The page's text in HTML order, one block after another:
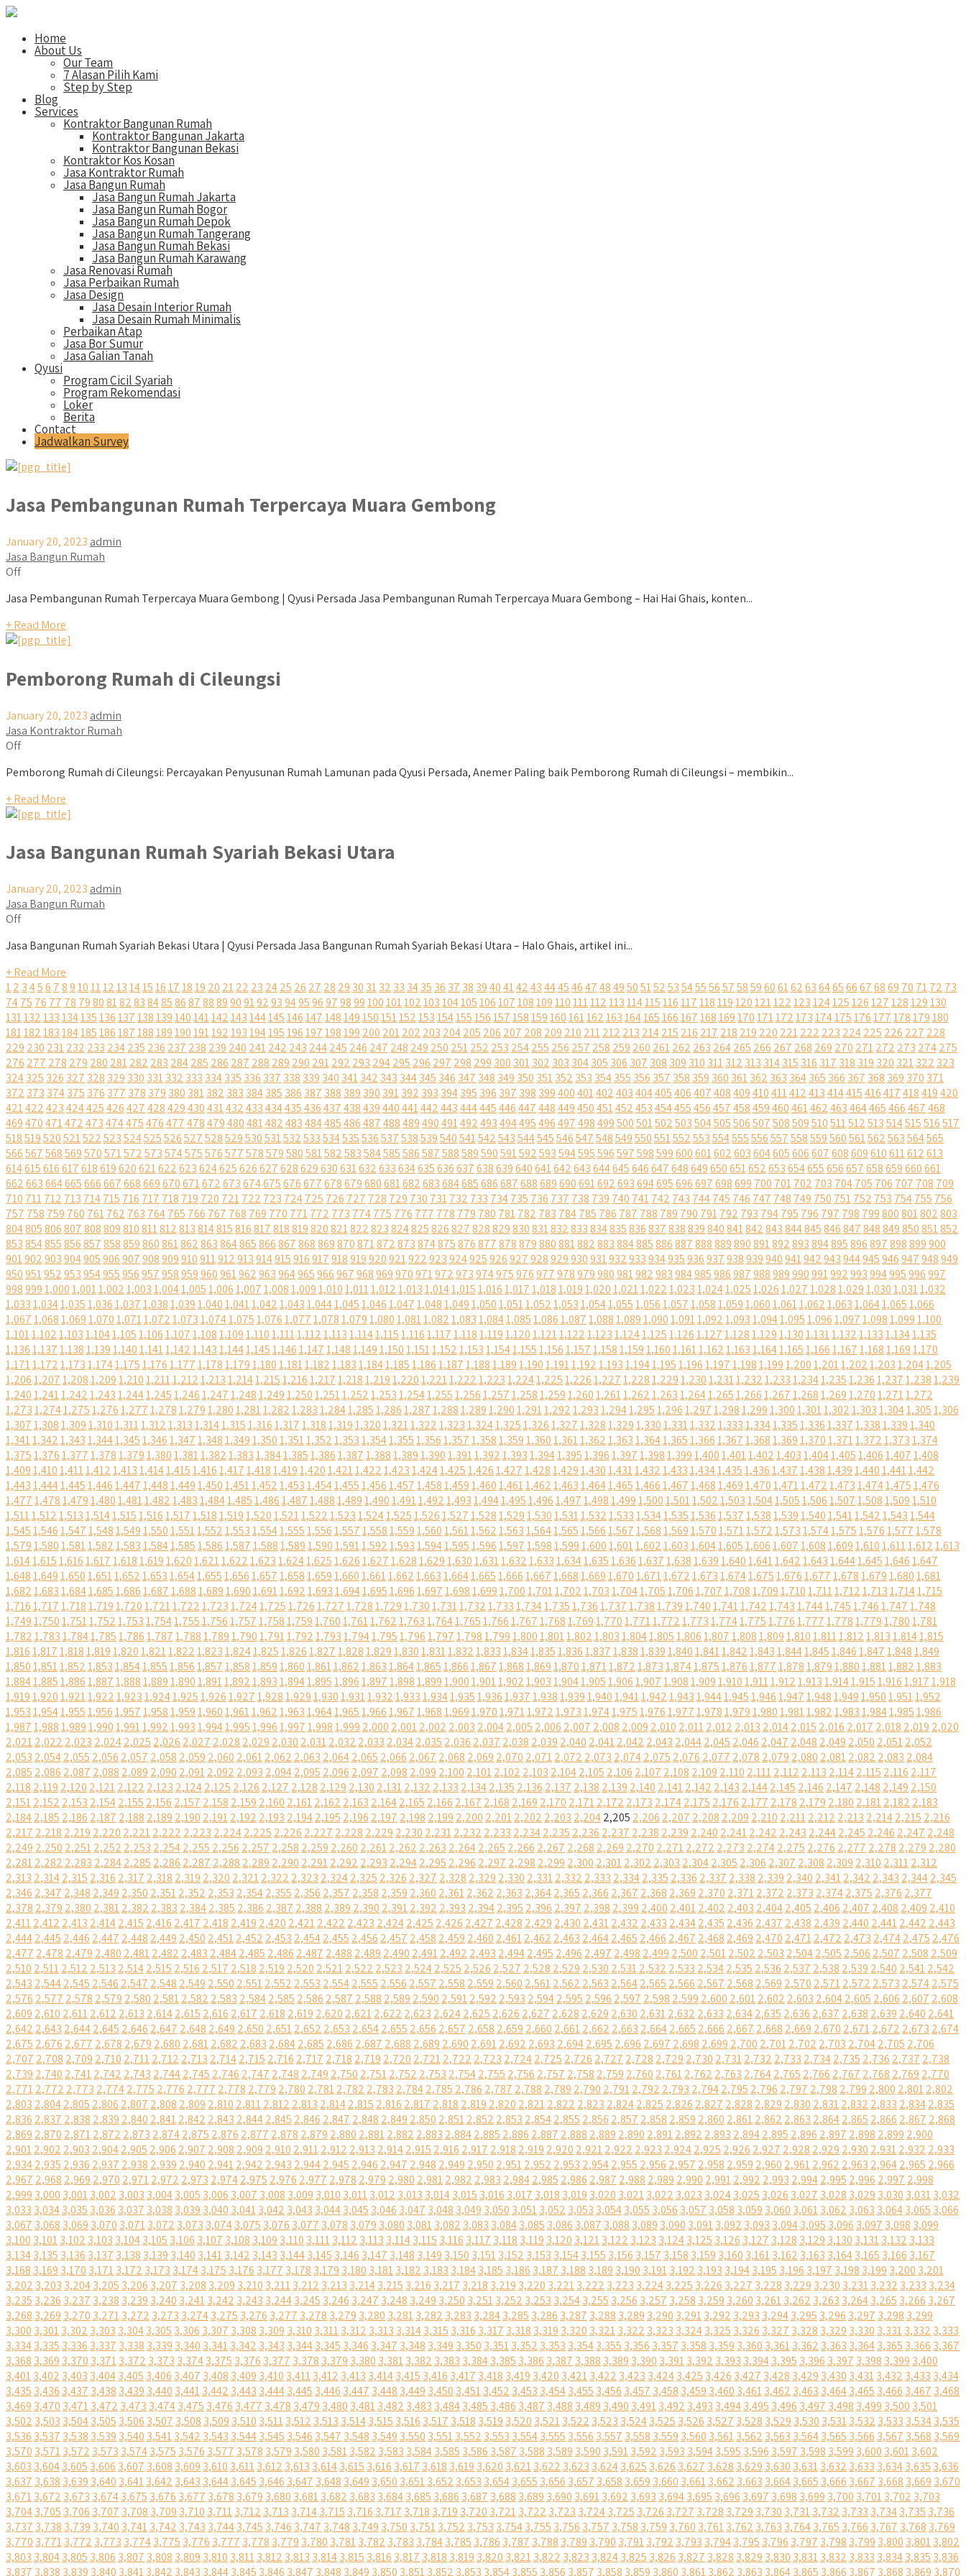
Home
About Us
Our Team
7 Alasan Pilih Kami
Step by Step
Blog
Services
Kontraktor Bangunan Rumah
Kontraktor Bangunan Jakarta
Kontraktor Bangunan Bekasi
Kontraktor Kos Kosan
Jasa Kontraktor Rumah
Jasa Bangun Rumah
Jasa Bangun Rumah Jakarta
Jasa Bangun Rumah Bogor
Jasa Bangun Rumah Depok
Jasa Bangun Rumah Tangerang
Jasa Bangun Rumah Bekasi
Jasa Bangun Rumah Karawang
Jasa Renovasi Rumah
Jasa Perbaikan Rumah
Jasa Design
Jasa Desain Interior Rumah
Jasa Desain Rumah Minimalis
Perbaikan Atap
Jasa Bor Sumur
Jasa Galian Tanah
Qyusi
Program Cicil Syariah
Program Rekomendasi
Loker
Berita
Contact
Jadwalkan Survey
Jasa Pembangunan Rumah Terpercaya Muara Gembong
January 20, 2023 admin
Jasa Bangun Rumah
Off
Jasa Pembangunan Rumah Terpercaya Muara Gembong | Qyusi Persada Jasa Pembangunan Rumah Terpercaya Muara Gembong – Hai Hai Ghais, konten...
+ Read More
Pemborong Rumah di Cileungsi
January 20, 2023 admin
Jasa Kontraktor Rumah
Off
Pemborong Rumah di Cileungsi: Percayakan Penyusunan Rumah Lamunan pada Qyusi Persada, Anemer Paling baik Pemborong Rumah di Cileungsi – membikin...
+ Read More
Jasa Bangunan Rumah Syariah Bekasi Utara
January 20, 2023 admin
Jasa Bangun Rumah
Off
Jasa Bangunan Rumah Syariah Bekasi Utara | Qyusi Persada Jasa Bangunan Rumah Syariah Bekasi Utara – Halo Ghais, artikel ini...
+ Read More
12 3456 78910111213141516171819 20 2122 23 2425 26 27 28 29 30 3132 33 3435 36 37 38 39404142434445464748495051525354555657585960616263646566676869 70 7172 73
7475 76 77 78 798081828384858687888990919293949596979899100101102103104105106107108109110111112113114115116117118119120121122123124125126127128129130
131132133134135136137138139140141142143144145146147148149150151152153154155156157158159160161162163164165166167168169170171172173174175176177178179180
181182183184185186187188189190191192193194195196197198199 200 201202 203 204205 206 207 208 209 210 211212 213 214215 216 217 218 219 220 221222 223 224225 226 227 228
229 230 231232 233 234235 236 237 238 239 240 241242 243 244245 246 247 248 249 250 251252 253 254255 256 257 258 259 260 261262 263 264265 266 267 268 269 270 271272 273 274275
276 277 278 279 280 281282 283 284285 286 287 288 289 290 291292 293 294295 296 297 298 299 300 301302 303 304305 306 307 308 309 310 311312 313 314315 316 317 318 319 320 321322 323
324325 326 327 328 329 330 331332 333 334335 336 337 338 339 340 341342 343 344345 346 347 348 349 350 351352 353 354355 356 357 358 359 360 361362 363 364365 366 367 368 369 370 371
372 373 374375 376 377 378 379 380 381382 383 384385 386 387 388 389 390 391392 393 394395 396 397 398 399400401402403404405406407408409410411412413414415416417418419420
421422423424425426427428429430431432433434435436437438439440441442443444445446447448449450451452453454455456457458459460461462463464465466467468
469470471472473474475476477478479480481482483484485486487488489490491492493494495496497498499500501502503504505506507508509510511512513514515516517
518519520521522523524525526527528529530531532533534535536537538539540541542543544545546547548549550551552553554555556557558559560561562563564565
566567568569570571572573574575576577578579580581582583584585586587588589590591592593594595596597598599600601602603604605606607608609610611612613
614615616617618619620621622623624625626627628629630631632633634635636637638639640641642643644645646647648649650651652653654655656657658659660661
662663664665666667668669670671672673674675676677678679680681682683684685686687688689690691692693694695696697698699 700 701702 703 704705 706 707 708 709
710 711712 713 714715 716 717 718 719 720 721722 723 724725 726 727 728 729 730 731732 733 734735 736 737 738 739 740 741742 743 744745 746 747 748 749 750 751752 753 754755 756
757 758 759 760 761762 763 764765 766 767 768 769 770 771772 773 774775 776 777 778 779 780 781782 783 784785 786 787 788 789 790 791792 793 794795 796 797 798 799800801802803
804805806807808809810811812813814815816817818819820821822823824825826827828829830831832833834835836837838839840841842843844845846847848849850851852
853854855856857858859860861862863864865866867868869870871872873874875876877878879880881882883884885886887888889890891892893894895896897898899900
901902903904905906907908909910911912913914915916917918919920921922923924925926927928929930931932933934935936937938939940941942943944945946947948949
950951952953954955956957958959960961962963964965966967968969970971972973974975976977978979980981982983984985986987988989990991992993994995996997
9989991,0001,0011,0021,0031,0041,0051,0061,0071,0081,0091,0101,0111,0121,0131,0141,0151,0161,0171,0181,0191,0201,0211,0221,0231,0241,0251,0261,0271,0281,0291,0301,0311,032
1,0331,0341,0351,0361,0371,0381,0391,0401,0411,0421,0431,0441,0451,0461,0471,0481,0491,0501,0511,0521,0531,0541,0551,0561,0571,0581,0591,0601,0611,0621,0631,0641,0651,066
1,0671,0681,0691,0701,0711,0721,0731,0741,0751,0761,0771,0781,0791,0801,0811,0821,0831,0841,0851,0861,0871,0881,0891,0901,0911,0921,0931,0941,0951,0961,0971,0981,0991,100
1,1011,1021,1031,1041,1051,1061,1071,1081,1091,1101,1111,1121,1131,1141,1151,1161,1171,1181,1191,1201,1211,1221,1231,1241,1251,1261,1271,1281,1291,1301,1311,1321,1331,1341,135
1,1361,1371,1381,1391,1401,1411,1421,1431,1441,1451,1461,1471,1481,1491,1501,1511,1521,1531,1541,1551,1561,1571,1581,1591,1601,1611,1621,1631,1641,1651,1661,1671,1681,1691,170
1,1711,1721,1731,1741,1751,1761,1771,1781,1791,1801,1811,1821,1831,1841,1851,1861,1871,1881,1891,1901,1911,1921,1931,1941,1951,1961,1971,1981,1991,2001,2011,2021,2031,2041,205
1,2061,2071,2081,2091,2101,2111,2121,2131,2141,2151,2161,2171,2181,2191,2201,2211,2221,2231,2241,2251,2261,2271,2281,2291,2301,2311,2321,2331,2341,2351,2361,2371,2381,239
1,2401,2411,2421,2431,2441,2451,2461,2471,2481,2491,2501,2511,2521,2531,2541,2551,2561,2571,2581,2591,2601,2611,2621,2631,2641,2651,2661,2671,2681,2691,2701,2711,272
1,2731,2741,2751,2761,2771,2781,2791,2801,2811,2821,2831,2841,2851,2861,2871,2881,2891,2901,2911,2921,2931,2941,2951,2961,2971,2981,2991,3001,3011,3021,3031,3041,3051,306
1,3071,3081,3091,3101,3111,3121,3131,3141,3151,3161,3171,3181,3191,3201,3211,3221,3231,3241,3251,3261,3271,3281,3291,3301,3311,3321,3331,3341,3351,3361,3371,3381,3391,340
1,3411,3421,3431,3441,3451,3461,3471,3481,3491,3501,3511,3521,3531,3541,3551,3561,3571,3581,3591,3601,3611,3621,3631,3641,3651,3661,3671,3681,3691,3701,3711,3721,3731,374
1,3751,3761,3771,3781,3791,3801,3811,3821,3831,3841,3851,3861,3871,3881,3891,3901,3911,3921,3931,3941,3951,3961,3971,3981,3991,4001,4011,4021,4031,4041,4051,4061,4071,408
1,4091,4101,4111,4121,4131,4141,4151,4161,4171,4181,4191,4201,4211,4221,4231,4241,4251,4261,4271,4281,4291,4301,4311,4321,4331,4341,4351,4361,4371,4381,4391,4401,4411,442
1,4431,4441,4451,4461,4471,4481,4491,4501,4511,4521,4531,4541,4551,4561,4571,4581,4591,4601,4611,4621,4631,4641,4651,4661,4671,4681,4691,4701,4711,4721,4731,4741,4751,476
1,4771,4781,4791,4801,4811,4821,4831,4841,4851,4861,4871,4881,4891,4901,4911,4921,4931,4941,4951,4961,4971,4981,4991,5001,5011,5021,5031,5041,5051,5061,5071,5081,5091,510
1,5111,5121,5131,5141,5151,5161,5171,5181,5191,5201,5211,5221,5231,5241,5251,5261,5271,5281,5291,5301,5311,5321,5331,5341,5351,5361,5371,5381,5391,5401,5411,5421,5431,544
1,5451,5461,5471,5481,5491,5501,5511,5521,5531,5541,5551,5561,5571,5581,5591,5601,5611,5621,5631,5641,5651,5661,5671,5681,5691,5701,5711,5721,5731,5741,5751,5761,5771,578
1,5791,5801,5811,5821,5831,5841,5851,5861,5871,5881,5891,5901,5911,5921,5931,5941,5951,5961,5971,5981,5991,6001,6011,6021,6031,6041,6051,6061,6071,6081,6091,6101,6111,6121,613
1,6141,6151,6161,6171,6181,6191,6201,6211,6221,6231,6241,6251,6261,6271,6281,6291,6301,6311,6321,6331,6341,6351,6361,6371,6381,6391,6401,6411,6421,6431,6441,6451,6461,647
1,6481,6491,6501,6511,6521,6531,6541,6551,6561,6571,6581,6591,6601,6611,6621,6631,6641,6651,6661,6671,6681,6691,6701,6711,6721,6731,6741,6751,6761,6771,6781,6791,6801,681
1,6821,6831,6841,6851,6861,6871,6881,6891,6901,6911,6921,6931,6941,6951,6961,6971,6981,6991,7001,7011,7021,7031,7041,7051,7061,7071,7081,7091,7101,7111,7121,7131,7141,715
1,7161,7171,7181,7191,7201,7211,7221,7231,7241,7251,7261,7271,7281,7291,7301,7311,7321,7331,7341,7351,7361,7371,7381,7391,7401,7411,7421,7431,7441,7451,7461,7471,748
1,7491,7501,7511,7521,7531,7541,7551,7561,7571,7581,7591,7601,7611,7621,7631,7641,7651,7661,7671,7681,7691,7701,7711,7721,7731,7741,7751,7761,7771,7781,7791,7801,781
1,7821,7831,7841,7851,7861,7871,7881,7891,7901,7911,7921,7931,7941,7951,7961,7971,7981,7991,8001,8011,8021,8031,8041,8051,8061,8071,8081,8091,8101,8111,8121,8131,8141,815
1,8161,8171,8181,8191,8201,8211,8221,8231,8241,8251,8261,8271,8281,8291,8301,8311,8321,8331,8341,8351,8361,8371,8381,8391,8401,8411,8421,8431,8441,8451,8461,8471,8481,849
1,8501,8511,8521,8531,8541,8551,8561,8571,8581,8591,8601,8611,8621,8631,8641,8651,8661,8671,8681,8691,8701,8711,8721,8731,8741,8751,8761,8771,8781,8791,8801,8811,8821,883
1,8841,8851,8861,8871,8881,8891,8901,8911,8921,8931,8941,8951,8961,8971,8981,8991,9001,9011,9021,9031,9041,9051,9061,9071,9081,9091,9101,9111,9121,9131,9141,9151,9161,9171,918
1,9191,9201,9211,9221,9231,9241,9251,9261,9271,9281,9291,9301,9311,9321,9331,9341,9351,9361,9371,9381,9391,9401,9411,9421,9431,9441,9451,9461,9471,9481,9491,9501,9511,952
1,9531,9541,9551,9561,9571,9581,9591,9601,9611,9621,9631,9641,9651,9661,9671,9681,9691,9701,9711,9721,9731,9741,9751,9761,9771,9781,9791,9801,9811,9821,9831,9841,9851,986
1,9871,9881,9891,9901,9911,9921,9931,9941,9951,9961,9971,9981,999 2,000 2,0012,002 2,003 2,0042,005 2,006 2,007 2,008 2,009 2,010 2,0112,012 2,013 2,0142,015 2,016 2,017 2,018 2,019 2,020
2,0212,022 2,023 2,0242,025 2,026 2,027 2,028 2,029 2,030 2,0312,032 2,033 2,0342,035 2,036 2,037 2,038 2,039 2,040 2,0412,042 2,043 2,0442,045 2,046 2,047 2,048 2,049 2,050 2,0512,052
2,053 2,0542,055 2,056 2,057 2,058 2,059 2,060 2,0612,062 2,063 2,0642,065 2,066 2,067 2,068 2,069 2,070 2,0712,072 2,073 2,0742,075 2,076 2,077 2,078 2,079 2,080 2,0812,082 2,083 2,084
2,085 2,086 2,087 2,088 2,089 2,090 2,0912,092 2,093 2,0942,095 2,096 2,097 2,098 2,099 2,100 2,1012,102 2,103 2,1042,105 2,106 2,107 2,108 2,109 2,110 2,1112,112 2,113 2,1142,115 2,116 2,117
2,118 2,119 2,120 2,1212,122 2,123 2,1242,125 2,126 2,127 2,128 2,129 2,130 2,1312,132 2,133 2,1342,135 2,136 2,137 2,138 2,139 2,140 2,1412,142 2,143 2,1442,145 2,146 2,147 2,148 2,149 2,150
2,1512,152 2,153 2,1542,155 2,156 2,157 2,158 2,159 2,160 2,1612,162 2,163 2,1642,165 2,166 2,167 2,168 2,169 2,170 2,1712,172 2,173 2,1742,175 2,176 2,177 2,178 2,179 2,180 2,1812,182 2,183
2,1842,185 2,186 2,187 2,188 2,189 2,190 2,1912,192 2,193 2,1942,195 2,196 2,197 2,198 2,199 2,200 2,2012,202 2,203 2,2042,205 2,206 2,207 2,208 2,209 2,210 2,2112,212 2,213 2,2142,215 2,216
2,217 2,218 2,219 2,220 2,2212,222 2,223 2,2242,225 2,226 2,227 2,228 2,229 2,230 2,2312,232 2,233 2,2342,235 2,236 2,237 2,238 2,239 2,240 2,2412,242 2,243 2,2442,245 2,246 2,247 2,248
2,249 2,250 2,2512,252 2,253 2,2542,255 2,256 2,257 2,258 2,259 2,260 2,2612,262 2,263 2,2642,265 2,266 2,267 2,268 2,269 2,270 2,2712,272 2,273 2,2742,275 2,276 2,277 2,278 2,279 2,280
2,2812,282 2,283 2,2842,285 2,286 2,287 2,288 2,289 2,290 2,2912,292 2,293 2,2942,295 2,296 2,297 2,298 2,299 2,300 2,3012,302 2,303 2,3042,305 2,306 2,307 2,308 2,309 2,310 2,3112,312
2,313 2,3142,315 2,316 2,317 2,318 2,319 2,320 2,3212,322 2,323 2,3242,325 2,326 2,327 2,328 2,329 2,330 2,3312,332 2,333 2,3342,335 2,336 2,337 2,338 2,339 2,340 2,3412,342 2,343 2,3442,345
2,346 2,347 2,348 2,349 2,350 2,3512,352 2,353 2,3542,355 2,356 2,357 2,358 2,359 2,360 2,3612,362 2,363 2,3642,365 2,366 2,367 2,368 2,369 2,370 2,3712,372 2,373 2,3742,375 2,376 2,377
2,378 2,379 2,380 2,3812,382 2,383 2,3842,385 2,386 2,387 2,388 2,389 2,390 2,3912,392 2,393 2,3942,395 2,396 2,397 2,398 2,399 2,400 2,4012,402 2,403 2,4042,405 2,406 2,407 2,408 2,409 2,410
2,4112,412 2,413 2,4142,415 2,416 2,417 2,418 2,419 2,420 2,4212,422 2,423 2,4242,425 2,426 2,427 2,428 2,429 2,430 2,4312,432 2,433 2,4342,435 2,436 2,437 2,438 2,439 2,440 2,4412,442 2,443
2,4442,445 2,446 2,447 2,448 2,449 2,450 2,4512,452 2,453 2,4542,455 2,456 2,457 2,458 2,459 2,460 2,4612,462 2,463 2,4642,465 2,466 2,467 2,468 2,469 2,470 2,4712,472 2,473 2,4742,475 2,476
2,477 2,478 2,479 2,480 2,4812,482 2,483 2,4842,485 2,486 2,487 2,488 2,489 2,490 2,4912,492 2,493 2,4942,495 2,496 2,497 2,498 2,499 2,500 2,5012,502 2,503 2,5042,505 2,506 2,507 2,508 2,509
2,510 2,5112,512 2,513 2,5142,515 2,516 2,517 2,518 2,519 2,520 2,5212,522 2,523 2,5242,525 2,526 2,527 2,528 2,529 2,530 2,5312,532 2,533 2,5342,535 2,536 2,537 2,538 2,539 2,540 2,5412,542
2,543 2,5442,545 2,546 2,547 2,548 2,549 2,550 2,5512,552 2,553 2,5542,555 2,556 2,557 2,558 2,559 2,560 2,5612,562 2,563 2,5642,565 2,566 2,567 2,568 2,569 2,570 2,5712,572 2,573 2,5742,575
2,576 2,577 2,578 2,579 2,580 2,5812,582 2,583 2,5842,585 2,586 2,587 2,588 2,589 2,590 2,5912,592 2,593 2,5942,595 2,596 2,597 2,598 2,599 2,600 2,6012,602 2,603 2,6042,605 2,606 2,607 2,608
2,609 2,610 2,6112,612 2,613 2,6142,615 2,616 2,617 2,618 2,619 2,620 2,6212,622 2,623 2,6242,625 2,626 2,627 2,628 2,629 2,630 2,6312,632 2,633 2,6342,635 2,636 2,637 2,638 2,639 2,640 2,641
2,642 2,643 2,6442,645 2,646 2,647 2,648 2,649 2,650 2,6512,652 2,653 2,6542,655 2,656 2,657 2,658 2,659 2,660 2,6612,662 2,663 2,6642,665 2,666 2,667 2,668 2,669 2,670 2,6712,672 2,673 2,674
2,675 2,676 2,677 2,678 2,679 2,680 2,6812,682 2,683 2,6842,685 2,686 2,687 2,688 2,689 2,690 2,6912,692 2,693 2,6942,695 2,696 2,697 2,698 2,699 2,700 2,7012,702 2,703 2,7042,705 2,706
2,707 2,708 2,709 2,710 2,7112,712 2,713 2,7142,715 2,716 2,717 2,718 2,719 2,720 2,7212,722 2,723 2,7242,725 2,726 2,727 2,728 2,729 2,730 2,7312,732 2,733 2,7342,735 2,736 2,737 2,738
2,739 2,740 2,7412,742 2,743 2,7442,745 2,746 2,747 2,748 2,749 2,750 2,7512,752 2,753 2,7542,755 2,756 2,757 2,758 2,759 2,760 2,7612,762 2,763 2,7642,765 2,766 2,767 2,768 2,769 2,770
2,7712,772 2,773 2,7742,775 2,776 2,777 2,778 2,779 2,780 2,7812,782 2,783 2,7842,785 2,786 2,787 2,788 2,789 2,790 2,7912,792 2,793 2,7942,795 2,796 2,797 2,798 2,799 2,800 2,8012,802
2,803 2,8042,805 2,806 2,807 2,808 2,809 2,810 2,8112,812 2,813 2,8142,815 2,816 2,817 2,818 2,819 2,820 2,8212,822 2,823 2,8242,825 2,826 2,827 2,828 2,829 2,830 2,8312,832 2,833 2,8342,835
2,836 2,837 2,838 2,839 2,840 2,8412,842 2,843 2,8442,845 2,846 2,847 2,848 2,849 2,850 2,8512,852 2,853 2,8542,855 2,856 2,857 2,858 2,859 2,860 2,8612,862 2,863 2,8642,865 2,866 2,867 2,868
2,869 2,870 2,8712,872 2,873 2,8742,875 2,876 2,877 2,878 2,879 2,880 2,8812,882 2,883 2,8842,885 2,886 2,887 2,888 2,889 2,890 2,8912,892 2,893 2,8942,895 2,896 2,897 2,898 2,899 2,900
2,9012,902 2,903 2,9042,905 2,906 2,907 2,908 2,909 2,910 2,9112,912 2,913 2,9142,915 2,916 2,917 2,918 2,919 2,920 2,9212,922 2,923 2,9242,925 2,926 2,927 2,928 2,929 2,930 2,9312,932 2,933
2,9342,935 2,936 2,937 2,938 2,939 2,940 2,9412,942 2,943 2,9442,945 2,946 2,947 2,948 2,949 2,950 2,9512,952 2,953 2,9542,955 2,956 2,957 2,958 2,959 2,960 2,9612,962 2,963 2,9642,965 2,966
2,967 2,968 2,969 2,970 2,9712,972 2,973 2,9742,975 2,976 2,977 2,978 2,979 2,980 2,9812,982 2,983 2,9842,985 2,986 2,987 2,988 2,989 2,990 2,9912,992 2,993 2,9942,995 2,996 2,997 2,998
2,999 3,000 3,0013,002 3,003 3,0043,005 3,006 3,007 3,008 3,009 3,010 3,0113,012 3,013 3,0143,015 3,016 3,017 3,018 3,019 3,020 3,0213,022 3,023 3,0243,025 3,026 3,027 3,028 3,029 3,030 3,0313,032
3,033 3,0343,035 3,036 3,037 3,038 3,039 3,040 3,0413,042 3,043 3,0443,045 3,046 3,047 3,048 3,049 3,050 3,0513,052 3,053 3,0543,055 3,056 3,057 3,058 3,059 3,060 3,0613,062 3,063 3,0643,065 3,066
3,067 3,068 3,069 3,070 3,0713,072 3,073 3,0743,075 3,076 3,077 3,078 3,079 3,080 3,0813,082 3,083 3,0843,085 3,086 3,087 3,088 3,089 3,090 3,0913,092 3,093 3,0943,095 3,096 3,097 3,098 3,099
3,100 3,1013,102 3,103 3,1043,105 3,106 3,107 3,108 3,109 3,110 3,1113,112 3,113 3,1143,115 3,116 3,117 3,118 3,119 3,120 3,1213,122 3,123 3,1243,125 3,126 3,127 3,128 3,129 3,130 3,1313,132 3,133
3,1343,135 3,136 3,137 3,138 3,139 3,140 3,1413,142 3,143 3,1443,145 3,146 3,147 3,148 3,149 3,150 3,1513,152 3,153 3,1543,155 3,156 3,157 3,158 3,159 3,160 3,1613,162 3,163 3,1643,165 3,166 3,167
3,168 3,169 3,170 3,1713,172 3,173 3,1743,175 3,176 3,177 3,178 3,179 3,180 3,1813,182 3,183 3,1843,185 3,186 3,187 3,188 3,189 3,190 3,1913,192 3,193 3,1943,195 3,196 3,197 3,198 3,199 3,200 3,201
3,202 3,203 3,2043,205 3,206 3,207 3,208 3,209 3,210 3,2113,212 3,213 3,2143,215 3,216 3,217 3,218 3,219 3,220 3,2213,222 3,223 3,2243,225 3,226 3,227 3,228 3,229 3,230 3,2313,232 3,233 3,234
3,235 3,236 3,237 3,238 3,239 3,240 3,2413,242 3,243 3,2443,245 3,246 3,247 3,248 3,249 3,250 3,2513,252 3,253 3,2543,255 3,256 3,257 3,258 3,259 3,260 3,2613,262 3,263 3,2643,265 3,266 3,267
3,268 3,269 3,270 3,2713,272 3,273 3,2743,275 3,276 3,277 3,278 3,279 3,280 3,2813,282 3,283 3,2843,285 3,286 3,287 3,288 3,289 3,290 3,2913,292 3,293 3,2943,295 3,296 3,297 3,298 3,299
3,300 3,3013,302 3,303 3,3043,305 3,306 3,307 3,308 3,309 3,310 3,3113,312 3,313 3,3143,315 3,316 3,317 3,318 3,319 3,320 3,3213,322 3,323 3,3243,325 3,326 3,327 3,328 3,329 3,330 3,3313,332 3,333
3,3343,335 3,336 3,337 3,338 3,339 3,340 3,3413,342 3,343 3,3443,345 3,346 3,347 3,348 3,349 3,350 3,3513,352 3,353 3,3543,355 3,356 3,357 3,358 3,359 3,360 3,3613,362 3,363 3,3643,365 3,366 3,367
3,368 3,369 3,370 3,3713,372 3,373 3,3743,375 3,376 3,377 3,378 3,379 3,380 3,3813,382 3,383 3,3843,385 3,386 3,387 3,388 3,389 3,390 3,3913,392 3,393 3,3943,395 3,396 3,397 3,398 3,399 3,400
3,4013,402 3,403 3,4043,405 3,406 3,407 3,408 3,409 3,410 3,4113,412 3,413 3,4143,415 3,416 3,417 3,418 3,419 3,420 3,4213,422 3,423 3,4243,425 3,426 3,427 3,428 3,429 3,430 3,4313,432 3,433 3,434
3,435 3,436 3,437 3,438 3,439 3,440 3,4413,442 3,443 3,4443,445 3,446 3,447 3,448 3,449 3,450 3,4513,452 3,453 3,4543,455 3,456 3,457 3,458 3,459 3,460 3,4613,462 3,463 3,4643,465 3,466 3,467 3,468
3,469 3,470 3,4713,472 3,473 3,4743,475 3,476 3,477 3,478 3,479 3,480 3,4813,482 3,483 3,4843,485 3,486 3,487 3,488 3,489 3,490 3,4913,492 3,493 3,4943,495 3,496 3,497 3,498 3,499 3,500 3,501
3,502 3,503 3,5043,505 3,506 3,507 3,508 3,509 3,510 3,5113,512 3,513 3,5143,515 3,516 3,517 3,518 3,519 3,520 3,5213,522 3,523 3,5243,525 3,526 3,527 3,528 3,529 3,530 3,5313,532 3,533 3,5343,535
3,536 3,537 3,538 3,539 3,540 3,5413,542 3,543 3,5443,545 3,546 3,547 3,548 3,549 3,550 3,5513,552 3,553 3,5543,555 3,556 3,557 3,558 3,559 3,560 3,5613,562 3,563 3,5643,565 3,566 3,567 3,568 3,569
3,570 3,5713,572 3,573 3,5743,575 3,576 3,577 3,578 3,579 3,580 3,5813,582 3,583 3,5843,585 3,586 3,587 3,588 3,589 3,590 3,5913,592 3,593 3,5943,595 3,596 3,597 3,598 3,599 3,600 3,6013,602
3,603 3,6043,605 3,606 3,607 3,608 3,609 3,610 3,6113,612 3,613 3,6143,615 3,616 3,617 3,618 3,619 3,620 3,6213,622 3,623 3,6243,625 3,626 3,627 3,628 3,629 3,630 3,6313,632 3,633 3,6343,635 3,636
3,637 3,638 3,639 3,640 3,6413,642 3,643 3,6443,645 3,646 3,647 3,648 3,649 3,650 3,6513,652 3,653 3,6543,655 3,656 3,657 3,658 3,659 3,660 3,6613,662 3,663 3,6643,665 3,666 3,667 3,668 3,669 3,670
3,6713,672 3,673 3,6743,675 3,676 3,677 3,678 3,679 3,680 3,6813,682 3,683 3,6843,685 3,686 3,687 3,688 3,689 3,690 3,6913,692 3,693 3,6943,695 3,696 3,697 3,698 3,699 3,700 3,7013,702 3,703
3,7043,705 3,706 3,707 3,708 3,709 3,710 3,7113,712 3,713 3,7143,715 3,716 3,717 3,718 3,719 3,720 3,7213,722 3,723 3,7243,725 3,726 3,727 3,728 3,729 3,730 3,7313,732 3,733 3,7343,735 3,736
3,737 3,738 3,739 3,740 3,7413,742 3,743 3,7443,745 3,746 3,747 3,748 3,749 3,750 3,7513,752 3,753 3,7543,755 3,756 3,757 3,758 3,759 3,760 3,7613,762 3,763 3,7643,765 3,766 3,767 3,768 3,769
3,770 3,7713,772 3,773 3,7743,775 3,776 3,777 3,778 3,779 3,780 3,7813,782 3,783 3,7843,785 3,786 3,787 3,788 3,789 3,790 3,7913,792 3,793 3,7943,795 3,796 3,797 3,798 3,799 3,800 3,8013,802
3,803 3,8043,805 3,806 3,807 3,808 3,809 3,810 3,8113,812 3,813 3,8143,815 3,816 3,817 3,818 3,819 3,820 3,8213,822 3,823 3,8243,825 3,826 3,827 3,828 3,829 3,830 3,8313,832 3,833 3,8343,835 3,836
3,837 3,838 3,839 3,840 3,8413,842 3,843 3,8443,845 3,846 3,847 3,848 3,849 3,850 3,8513,852 3,853 3,8543,855 3,856 3,857 3,858 3,859 3,860 3,8613,862 3,863 3,8643,865 3,866 3,867 3,868 3,869 3,870